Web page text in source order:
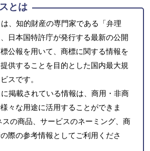
とは
、知的財産の専門家である「弁理
日本国特許庁が発行する最新の公開
公報を用いて、商標に関する情報を
供することを目的とした国内最大規
スです。
掲載されている情報は、商用・非商
々な用途に活用することができま
の商品、サービスのネーミング、商
際の参考情報としてご利用くださ